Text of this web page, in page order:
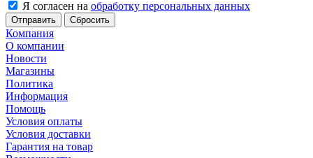
Я согласен на обработку персональных данных
Сбросить
Компания
О компании
Новости
Магазины
Политика
Информация
Помощь
Условия оплаты
Условия доставки
Гарантия на товар